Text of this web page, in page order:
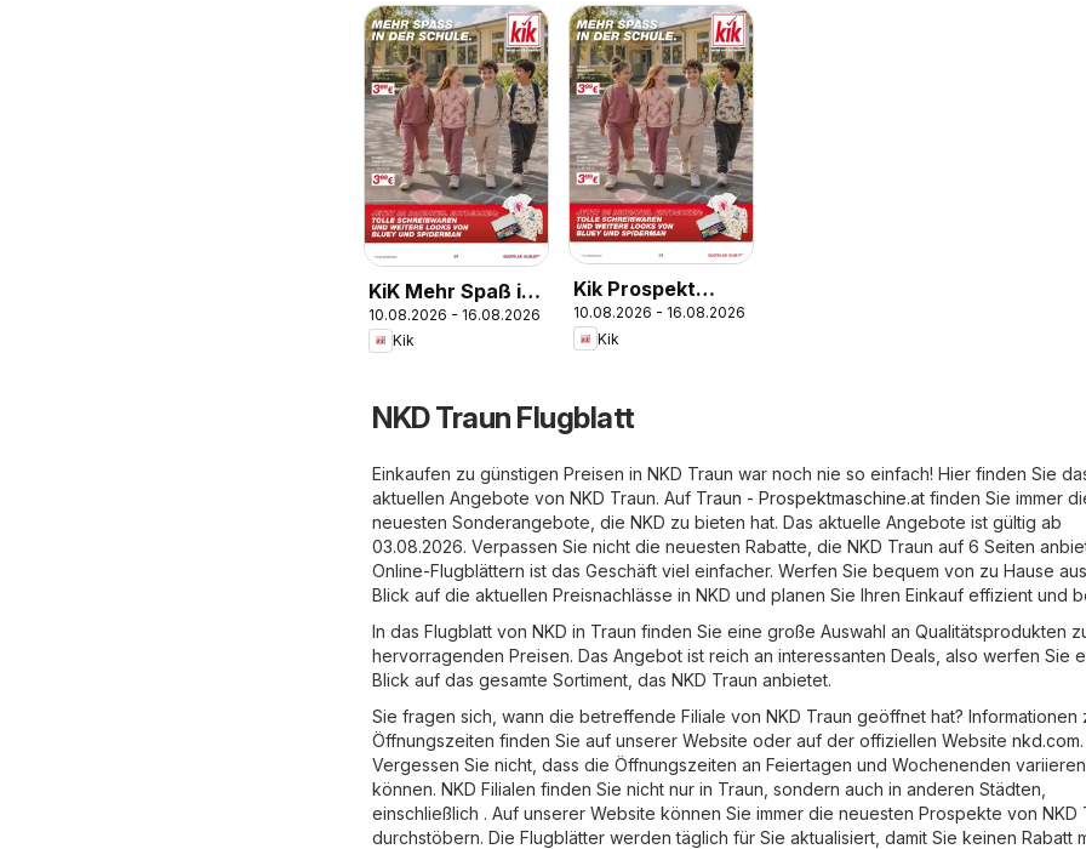
KiK Mehr Spaß in
der Schule
10.08.2026 - 16.08.2026
Kik
Kik Prospekt
aktuell
10.08.2026 - 16.08.2026
Kik
NKD Traun Flugblatt
Einkaufen zu günstigen Preisen in NKD Traun war noch nie so einfach! Hier finden Sie
aktuellen Angebote von NKD Traun. Auf Traun - Prospektmaschine.at finden Sie immer
neuesten Sonderangebote, die NKD zu bieten hat. Das aktuelle Angebote ist gültig ab
03.08.2026. Verpassen Sie nicht die neuesten Rabatte, die NKD Traun auf 6 Seiten
Online-Flugblättern ist das Geschäft viel einfacher. Werfen Sie bequem von zu Hause
Blick auf die aktuellen Preisnachlässe in NKD und planen Sie Ihren Einkauf effizient und
In das Flugblatt von NKD in Traun finden Sie eine große Auswahl an Qualitätsprodukten
hervorragenden Preisen. Das Angebot ist reich an interessanten Deals, also werfen Sie
Blick auf das gesamte Sortiment, das NKD Traun anbietet.
Sie fragen sich, wann die betreffende Filiale von NKD Traun geöffnet hat? Informationen
Öffnungszeiten finden Sie auf unserer Website oder auf der offiziellen Website nkd.com.
Vergessen Sie nicht, dass die Öffnungszeiten an Feiertagen und Wochenenden variieren
können. NKD Filialen finden Sie nicht nur in Traun, sondern auch in anderen Städten,
einschließlich . Auf unserer Website können Sie immer die neuesten Prospekte von NKD
durchstöbern. Die Flugblätter werden täglich für Sie aktualisiert, damit Sie keinen Rabatt